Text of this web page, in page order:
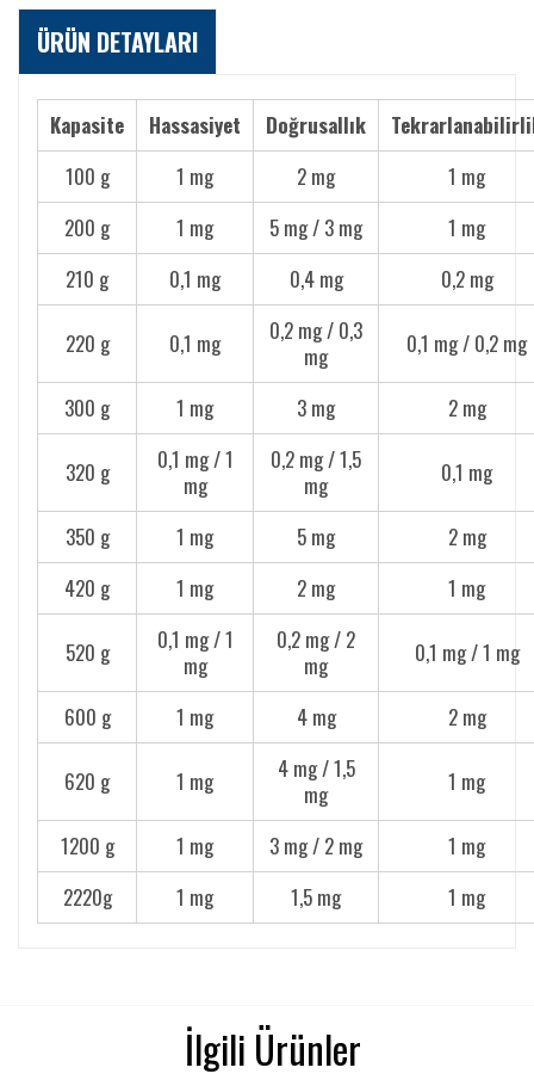
ÜRÜN DETAYLARI
Kapasite Hassasiyet Doğrusallık
100 g
1 mg 2 mg
1 mg
200 g
1 mg 5 mg / 3 mg
1 mg
210 g
0,1 mg 0,4 mg 0,2 mg
220 g 0,1 mg
0,2 mg / 0,3
mg
0,1 mg / 0,2 mg
300 g 1 mg 3 mg 2 mg
320 g
0,1 mg / 1
mg
0,2 mg / 1,5
mg
0,1 mg
350 g 1 mg 5 mg
2 mg
420 g
1 mg 2 mg 1 mg
520 g
0,1 mg / 1
mg
0,2 mg / 2
mg
0,1 mg / 1 mg
600 g 1 mg 4 mg 2 mg
620 g 1 mg
4 mg / 1,5
mg
1 mg
1200 g 1 mg 3 mg / 2 mg
1 mg
2220g
1 mg 1,5 mg 1 mg
İlgili Ürünler